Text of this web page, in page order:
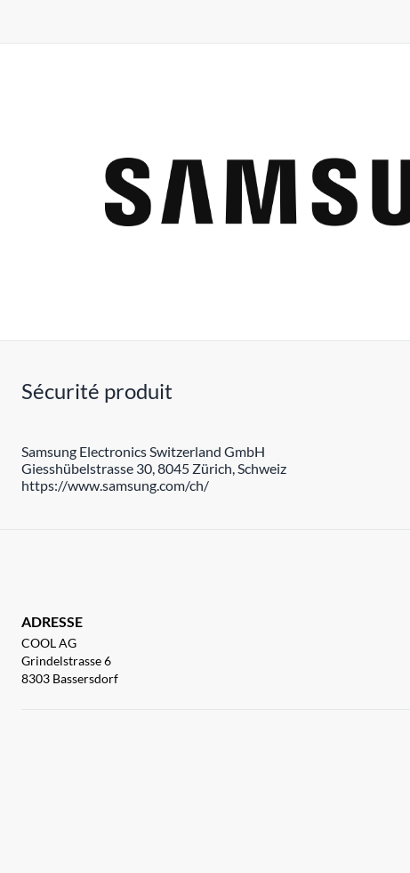
Sécurité produit
Samsung Electronics Switzerland GmbH
Giesshübelstrasse 30, 8045 Zürich, Schweiz
https://www.samsung.com/ch/
ADRESSE
COOL AG
Grindelstrasse 6
8303 Bassersdorf